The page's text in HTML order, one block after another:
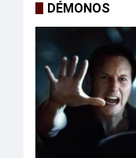
DÉMONOS